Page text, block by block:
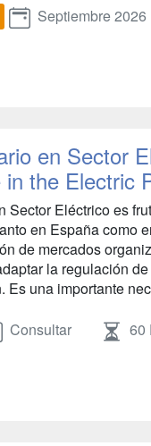
Septiembre 2026
en Sector
in the Electric
Sector Eléctrico es
en España como
de mercados
la regulación
Es una importante
Consultar 60